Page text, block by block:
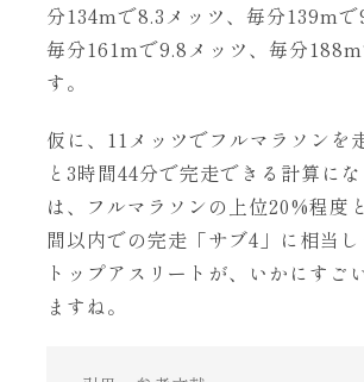
分134mで8.3メッツ、毎分139mで
毎分161mで9.8メッツ、毎分
す。
仮に、11メッツでフルマラソンを
と3時間44分で完走できる計算に
は、フルマラソンの上位20%程度
間以内での完走「サブ4」に相当
トップアスリートが、いかにすご
ますね。